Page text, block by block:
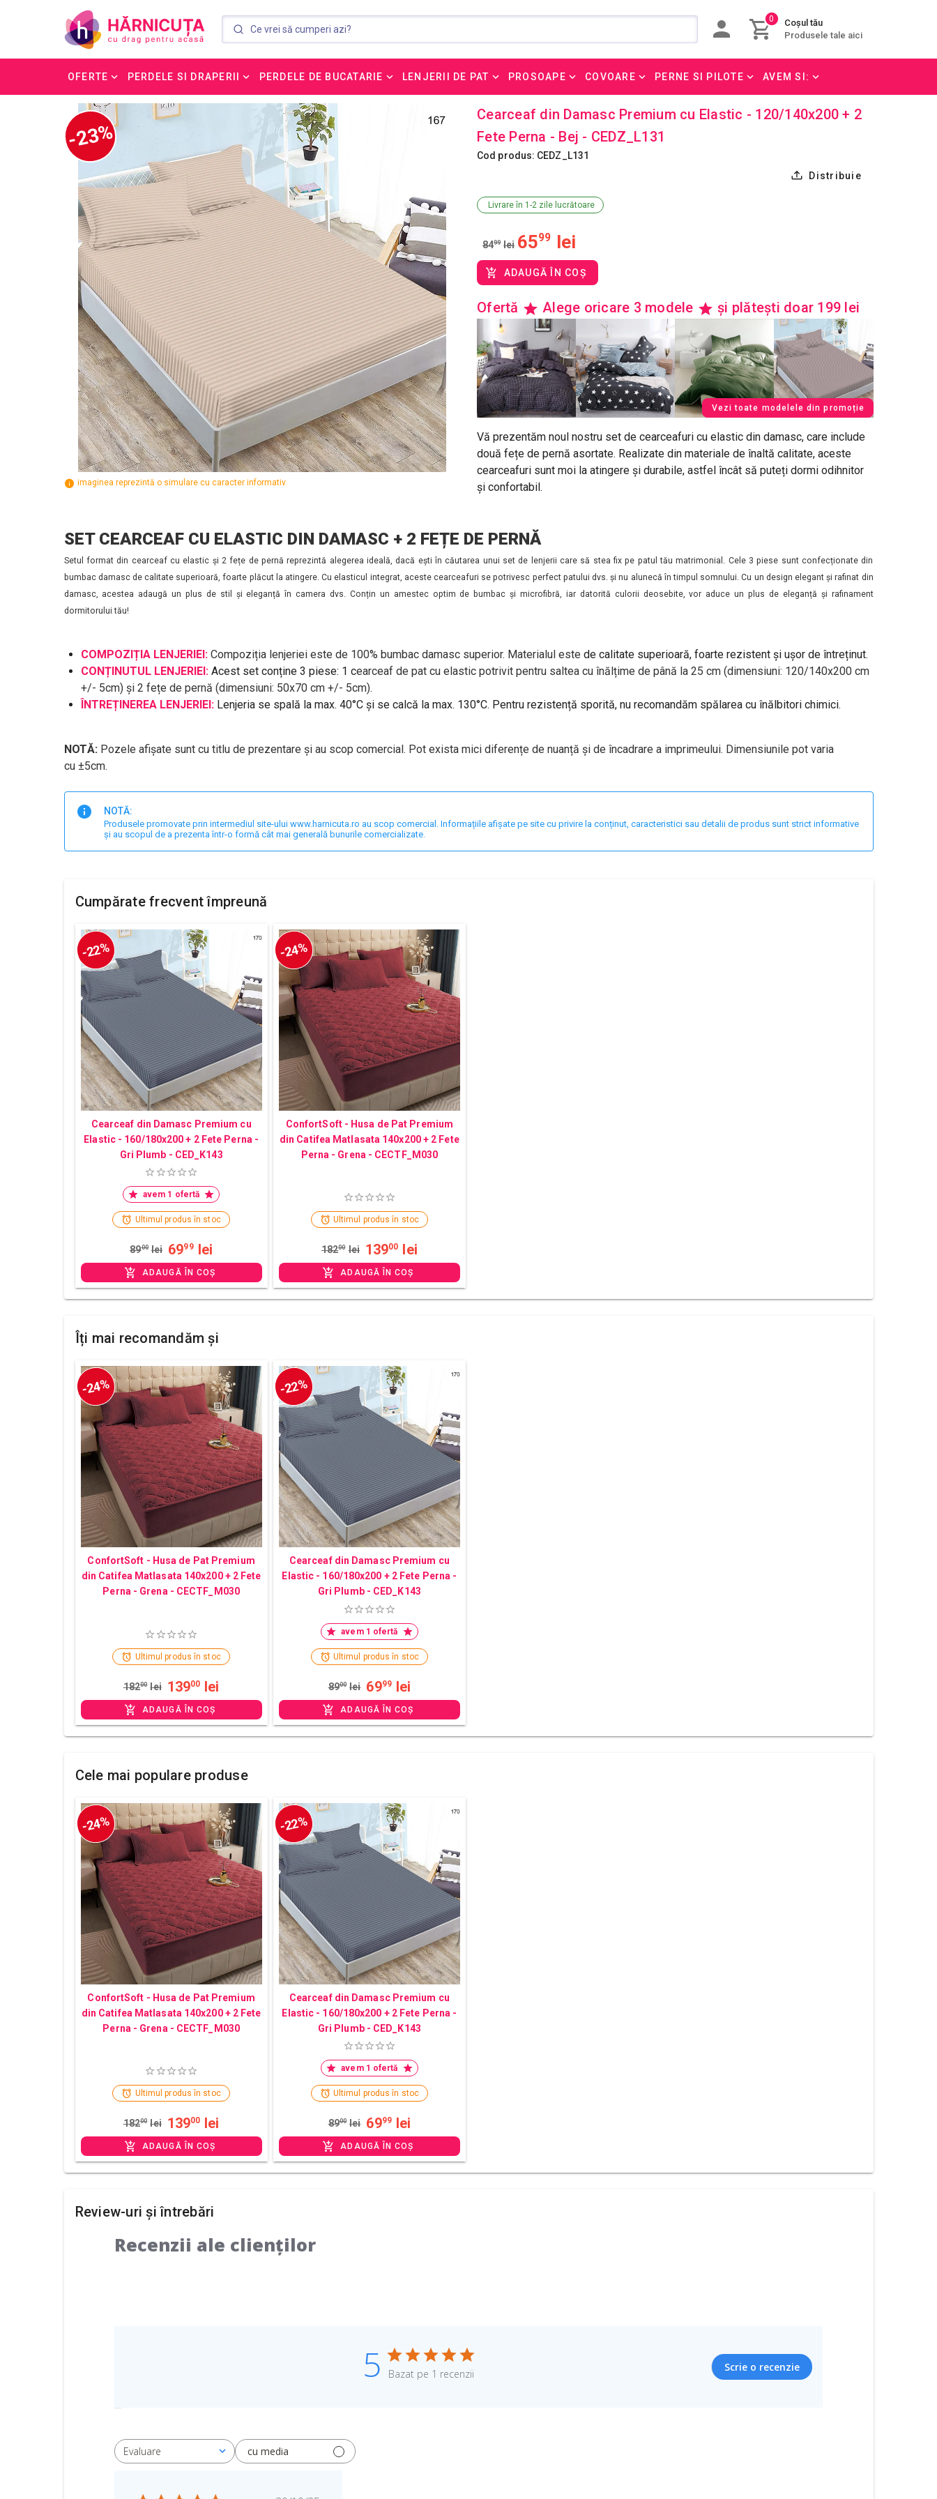
0
Coșul tău
Produsele tale aici
OFERTE PERDELE SI DRAPERII PERDELE DE BUCATARIE LENJERII DE PAT PROSOAPE COVOARE PERNE SI PILOTE AVEM SI:
-23%
imaginea reprezintă o simulare cu caracter informativ.
Cearceaf din Damasc Premium cu Elastic - 120/140x200 + 2
Fete Perna - Bej - CEDZ_L131
Cod produs: CEDZ_L131
Distribuie
Livrare în 1-2 zile lucrătoare
8499 lei 6599 lei
ADAUGĂ ÎN COȘ
Ofertă Alege oricare 3 modele și plătești doar 199 lei
Vezi toate modelele din promoție
Vă prezentăm noul nostru set de cearceafuri cu elastic din damasc, care include
două fețe de pernă asortate. Realizate din materiale de înaltă calitate, aceste
cearceafuri sunt moi la atingere și durabile, astfel încât să puteți dormi odihnitor
și confortabil.
SET CEARCEAF CU ELASTIC DIN DAMASC + 2 FEȚE DE PERNĂ
Setul format din cearceaf cu elastic și 2 fețe de pernă reprezintă alegerea ideală, dacă ești în căutarea unui set de lenjerii care să stea fix pe patul tău matrimonial. Cele 3 piese sunt confecționate din
bumbac damasc de calitate superioară, foarte plăcut la atingere. Cu elasticul integrat, aceste cearceafuri se potrivesc perfect patului dvs. și nu alunecă în timpul somnului. Cu un design elegant și rafinat din
damasc, acestea adaugă un plus de stil și eleganță în camera dvs. Conțin un amestec optim de bumbac și microfibră, iar datorită culorii deosebite, vor aduce un plus de eleganță și rafinament
dormitorului tău!
COMPOZIȚIA LENJERIEI: Compoziția lenjeriei este de 100% bumbac damasc superior. Materialul este de calitate superioară, foarte rezistent și ușor de întreținut.
CONȚINUTUL LENJERIEI: Acest set conține 3 piese: 1 cearceaf de pat cu elastic potrivit pentru saltea cu înălțime de până la 25 cm (dimensiuni: 120/140x200 cm
+/- 5cm) și 2 fețe de pernă (dimensiuni: 50x70 cm +/- 5cm).
ÎNTREȚINEREA LENJERIEI: Lenjeria se spală la max. 40°C și se calcă la max. 130°C. Pentru rezistență sporită, nu recomandăm spălarea cu înălbitori chimici.
NOTĂ:Pozele afișate sunt cu titlu de prezentare și au scop comercial. Pot exista mici diferențe de nuanță și de încadrare a imprimeului. Dimensiunile pot varia
cu ±5cm.
NOTĂ:
Produsele promovate prin intermediul site-ului www.harnicuta.ro au scop comercial. Informațiile afișate pe site cu privire la conținut, caracteristici sau detalii de produs sunt strict informative
și au scopul de a prezenta într-o formă cât mai generală bunurile comercializate.
Cumpărate frecvent împreună
-22%
Cearceaf din Damasc Premium cu
Elastic - 160/180x200 + 2 Fete Perna -
Gri Plumb - CED_K143
avem 1 ofertă
Ultimul produs în stoc
8900 lei 6999 lei
ADAUGĂ ÎN COȘ
-24%
ConfortSoft - Husa de Pat Premium
din Catifea Matlasata 140x200 + 2 Fete
Perna - Grena - CECTF_M030
Ultimul produs în stoc
18200 lei 13900 lei
ADAUGĂ ÎN COȘ
Îți mai recomandăm și
-24%
ConfortSoft - Husa de Pat Premium
din Catifea Matlasata 140x200 + 2 Fete
Perna - Grena - CECTF_M030
Ultimul produs în stoc
18200 lei 13900 lei
ADAUGĂ ÎN COȘ
-22%
Cearceaf din Damasc Premium cu
Elastic - 160/180x200 + 2 Fete Perna -
Gri Plumb - CED_K143
avem 1 ofertă
Ultimul produs în stoc
8900 lei 6999 lei
ADAUGĂ ÎN COȘ
Cele mai populare produse
-24%
ConfortSoft - Husa de Pat Premium
din Catifea Matlasata 140x200 + 2 Fete
Perna - Grena - CECTF_M030
Ultimul produs în stoc
18200 lei 13900 lei
ADAUGĂ ÎN COȘ
-22%
Cearceaf din Damasc Premium cu
Elastic - 160/180x200 + 2 Fete Perna -
Gri Plumb - CED_K143
avem 1 ofertă
Ultimul produs în stoc
8900 lei 6999 lei
ADAUGĂ ÎN COȘ
Review-uri și întrebări
Recenzii ale clienților
5 Bazat pe 1 recenzii
Scrie o recenzie
Evaluare
Toate evaluările cu media